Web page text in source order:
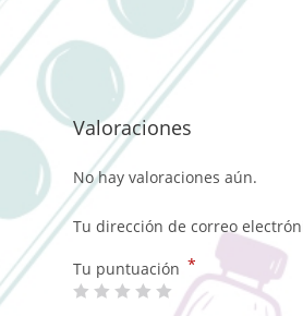
Valoraciones
No hay valoraciones aún.
Tu dirección de correo
Tu puntuación *